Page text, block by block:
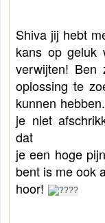
Shiva jij hebt
kans op geluk
verwijten! Ben
oplossing te
kunnen
je niet
dat
je een hoge
bent is me ook
hoor!